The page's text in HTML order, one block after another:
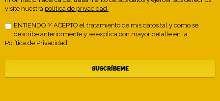
visite nuestra política de privacidad.
ENTIENDO Y ACEPTO el tratamiento de mis datos tal y como se
describe anteriormente y se explica con mayor detalle en la
Política de Privacidad.